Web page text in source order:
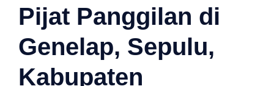
Pijat Panggilan di
Genelap, Sepulu,
Kabupaten